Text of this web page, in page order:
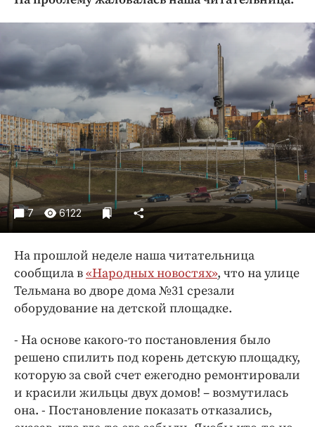
Криминал
Культура
Недвижимость и ЖКХ
Образование
Общество
Погода
Праздники
Происшествия
Спорт
Экономика и бизнес
Блоги
Издания
Медиаперсона
Интересное чтиво
Клиника года
Бренд года
Работодатель года
7 6122
На прошлой неделе наша читательница
сообщила в«Народных новостях», что на улице
Тельмана во дворе дома №31 срезали
оборудование на детской площадке.
- На основе какого-то постановления было
решено спилить под корень детскую площадку,
которую за свой счет ежегодно ремонтировали
и красили жильцы двух домов! – возмутилась
она. - Постановление показать отказались,